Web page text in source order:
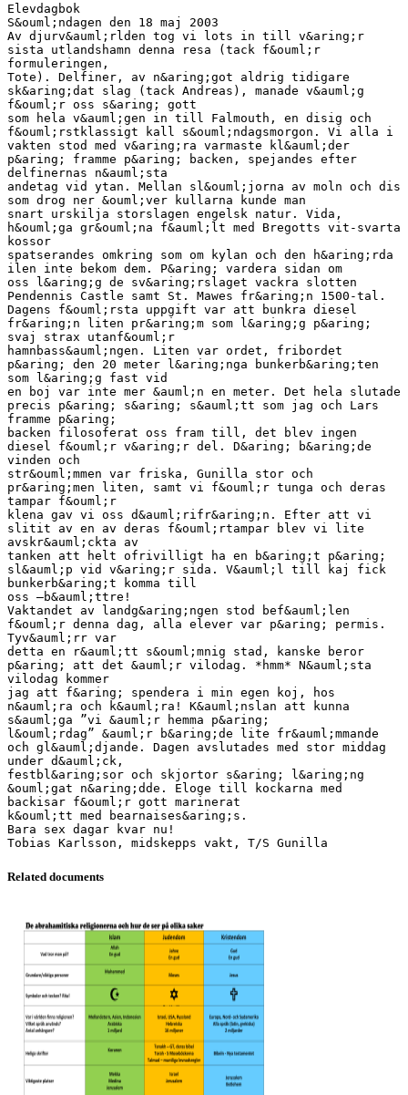
Elevdagbok
S&ouml;ndagen den 18 maj 2003
Av djurv&auml;rlden tog vi lots in till v&aring;r
sista utlandshamn denna resa (tack f&ouml;r
formuleringen,
Tote). Delfiner, av n&aring;got aldrig tidigare
sk&aring;dat slag (tack Andreas), manade v&auml;g
f&ouml;r oss s&aring; gott
som hela v&auml;gen in till Falmouth, en disig och
f&ouml;rstklassigt kall s&ouml;ndagsmorgon. Vi alla i
vakten stod med v&aring;ra varmaste kl&auml;der
p&aring; framme p&aring; backen, spejandes efter
delfinernas n&auml;sta
andetag vid ytan. Mellan sl&ouml;jorna av moln och dis
som drog ner &ouml;ver kullarna kunde man
snart urskilja storslagen engelsk natur. Vida,
h&ouml;ga gr&ouml;na f&auml;lt med Bregotts vit-svarta
kossor
spatserandes omkring som om kylan och den h&aring;rda
ilen inte bekom dem. P&aring; vardera sidan om
oss l&aring;g de sv&aring;rslaget vackra slotten
Pendennis Castle samt St. Mawes fr&aring;n 1500-tal.
Dagens f&ouml;rsta uppgift var att bunkra diesel
fr&aring;n liten pr&aring;m som l&aring;g p&aring;
svaj strax utanf&ouml;r
hamnbass&auml;ngen. Liten var ordet, fribordet
p&aring; den 20 meter l&aring;nga bunkerb&aring;ten
som l&aring;g fast vid
en boj var inte mer &auml;n en meter. Det hela slutade
precis p&aring; s&aring; s&auml;tt som jag och Lars
framme p&aring;
backen filosoferat oss fram till, det blev ingen
diesel f&ouml;r v&aring;r del. D&aring; b&aring;de
vinden och
str&ouml;mmen var friska, Gunilla stor och
pr&aring;men liten, samt vi f&ouml;r tunga och deras
tampar f&ouml;r
klena gav vi oss d&auml;rifr&aring;n. Efter att vi
slitit av en av deras f&ouml;rtampar blev vi lite
avskr&auml;ckta av
tanken att helt ofrivilligt ha en b&aring;t p&aring;
sl&auml;p vid v&aring;r sida. V&auml;l till kaj fick
bunkerb&aring;t komma till
oss –b&auml;ttre!
Vaktandet av landg&aring;ngen stod bef&auml;len
f&ouml;r denna dag, alla elever var p&aring; permis.
Tyv&auml;rr var
detta en r&auml;tt s&ouml;mnig stad, kanske beror
p&aring; att det &auml;r vilodag. *hmm* N&auml;sta
vilodag kommer
jag att f&aring; spendera i min egen koj, hos
n&auml;ra och k&auml;ra! K&auml;nslan att kunna
s&auml;ga ”vi &auml;r hemma p&aring;
l&ouml;rdag” &auml;r b&aring;de lite fr&auml;mmande
och gl&auml;djande. Dagen avslutades med stor middag
under d&auml;ck,
festbl&aring;sor och skjortor s&aring; l&aring;ng
&ouml;gat n&aring;dde. Eloge till kockarna med
backisar f&ouml;r gott marinerat
k&ouml;tt med bearnaises&aring;s.
Bara sex dagar kvar nu!
Related documents